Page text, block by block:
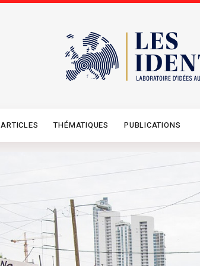
ARTICLES THÉMATIQUES PUBLICATIONS